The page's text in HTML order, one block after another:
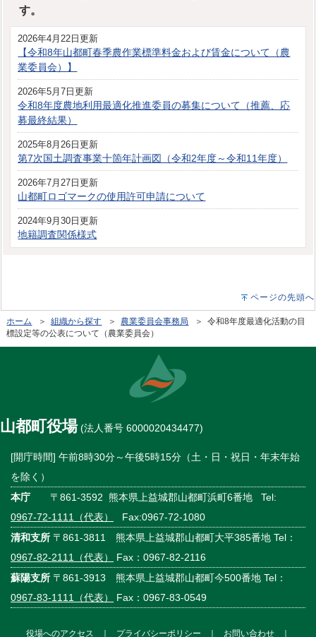
す。
2026年4月22日更新
【令和8年山都町春季農作業標準料金および賃金について（農
業委員会）】
2026年5月7日更新
令和8年度農地利用最適化推進委員の募集について（推薦、応
募最終結果）
2025年8月26日更新
第7次国土調査事業十箇年計画図（令和2年度～令和11年度）
2026年7月27日更新
山都町ロゴマークの使用許可申請について
2024年9月30日更新
地籍調査関係様式
ページの先頭へ
ホーム ＞組織から探す ＞ 農業委員会事務局
＞ 令和8年度最適化活動の目
標設定等の公表について（農業委員会）
山都町役場(法人番号 6000020434477)
[開庁時間] 午前8時30分～午後5時15分（土・日・祝日・年末年始
を除く）
本庁 〒861-3592 熊本県上益城郡山都町浜町6番地 Tel:
0967-72-1111（代表）
Fax:0967-72-1080
清和支所 〒861-3811 熊本県上益城郡山都町大平385番地 Tel：
0967-82-2111（代表）
Fax：0967-82-2116
蘇陽支所 〒861-3913 熊本県上益城郡山都町今500番地 Tel：
0967-83-1111（代表）
Fax：0967-83-0549
役場へのアクセス ｜ プライバシーポリシー ｜ お問い合わせ ｜